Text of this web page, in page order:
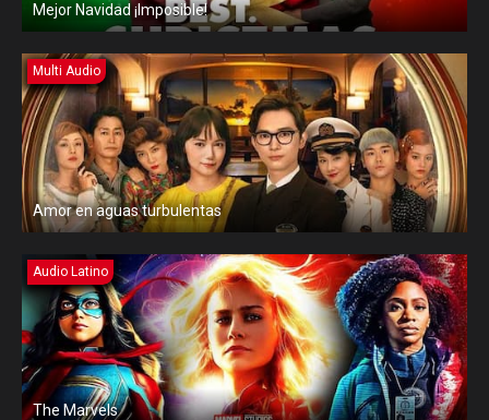
Mejor Navidad ¡Imposible!
Multi Audio
Amor en aguas turbulentas
Audio Latino
The Marvels